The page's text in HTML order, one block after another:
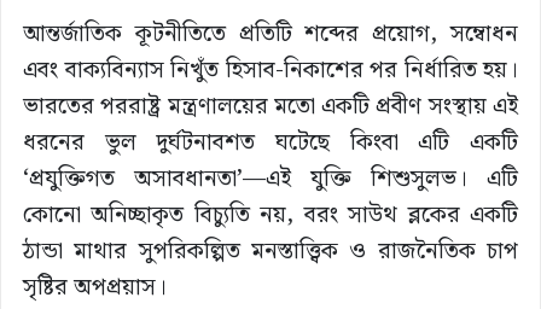
আন্তর্জাতিক কূটনীতিতে প্রতিটি শব্দের প্রয়োগ, সম্বোধন
এবং বাক্যবিন্যাস নিখুঁত হিসাব-নিকাশের পর নির্ধারিত হয়।
ভারতের পররাষ্ট্র মন্ত্রণালয়ের মতো একটি প্রবীণ সংস্থায় এই
ধরনের ভুল দুর্ঘটনাবশত ঘটেছে কিংবা এটি একটি
‘প্রযুক্তিগত অসাবধানতা’—এই যুক্তি শিশুসুলভ। এটি
কোনো অনিচ্ছাকৃত বিচ্যুতি নয়, বরং সাউথ ব্লকের একটি
ঠান্ডা মাথার সুপরিকল্পিত মনস্তাত্ত্বিক ও রাজনৈতিক চাপ
সৃষ্টির অপপ্রয়াস।